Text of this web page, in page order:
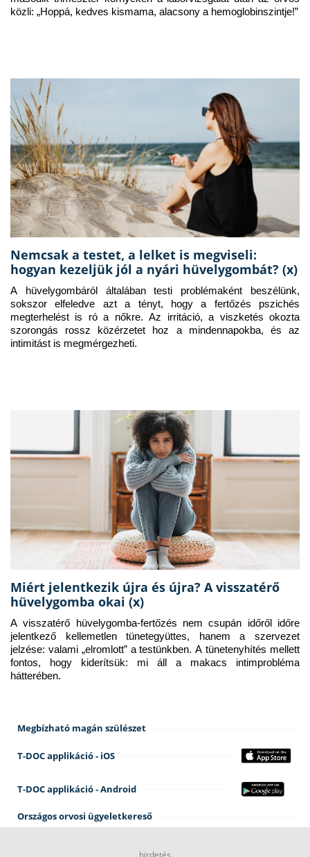
közli: „Hoppá, kedves kismama, alacsony a hemoglobinszintje!”
Nemcsak a testet, a lelket is megviseli:
hogyan kezeljük jól a nyári hüvelygombát? (x)
A hüvelygombáról általában testi problémaként beszélünk,
sokszor elfeledve azt a tényt, hogy a fertőzés pszichés
megterhelést is ró a nőkre. Az irritáció, a viszketés okozta
szorongás rossz közérzetet hoz a mindennapokba, és az
intimitást is megmérgezheti.
Miért jelentkezik újra és újra? A visszatérő
hüvelygomba okai (x)
A visszatérő hüvelygomba-fertőzés nem csupán időről időre
jelentkező kellemetlen tünetegyüttes, hanem a szervezet
jelzése: valami „elromlott” a testünkben. A tünetenyhítés mellett
fontos, hogy kiderítsük: mi áll a makacs intimprobléma
hátterében.
Megbízható magán szülészet
T-DOC applikáció - iOS
T-DOC applikáció - Android
Országos orvosi ügyeletkereső